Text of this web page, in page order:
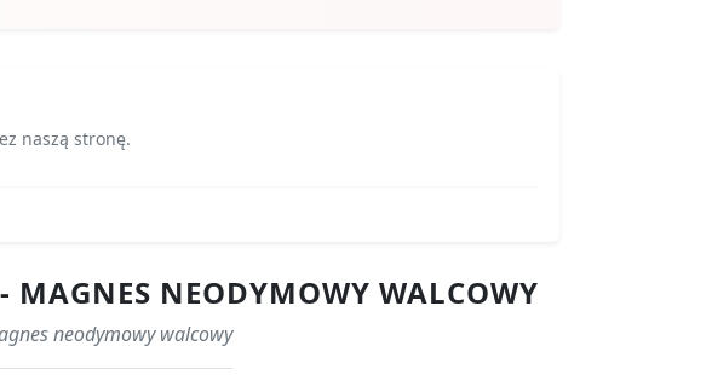
naszą stronę.
MAGNES NEODYMOWY WALCOWY
neodymowy walcowy